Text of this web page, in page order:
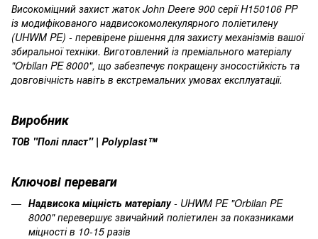
Високоміцний захист жаток John Deere 900 серії H150106 PP
із модифікованого надвисокомолекулярного поліетилену
(UHWM PE) - перевірене рішення для захисту механізмів вашої
збиральної техніки. Виготовлений із преміального матеріалу
"Orbilan PE 8000", що забезпечує покращену зносостійкість та
довговічність навіть в екстремальних умовах експлуатації.
Виробник
ТОВ "Полі пласт" | Polyplast™
Ключові переваги
Надвисока міцність матеріалу- UHWM PE "Orbilan PE
8000" перевершує звичайний поліетилен за показниками
міцності в 10-15 разів